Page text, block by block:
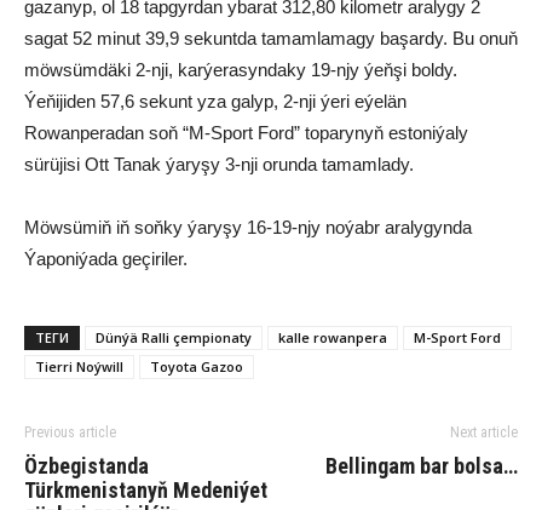
gazanyp, ol 18 tapgyrdan ybarat 312,80 kilometr aralygy 2
sagat 52 minut 39,9 sekuntda tamamlamagy başardy. Bu onuň
möwsümdäki 2-nji, karýerasyndaky 19-njy ýeňşi boldy.
Ýeňijiden 57,6 sekunt yza galyp, 2-nji ýeri eýelän
Rowanperadan soň “M-Sport Ford” toparynyň estoniýaly
sürüjisi Ott Tanak ýaryşy 3-nji orunda tamamlady.
Möwsümiň iň soňky ýaryşy 16-19-njy noýabr aralygynda
Ýaponiýada geçiriler.
ТЕГИ Dünýä Ralli çempionaty kalle rowanpera
M-Sport Ford
Tierri Noýwill
Toyota Gazoo
Previous article
Özbegistanda
Türkmenistanyň Medeniýet
Next article
Bellingam bar bolsa…